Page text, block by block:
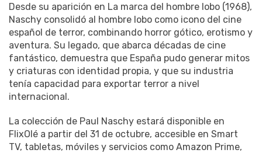
Desde su aparición en La marca del hombre lobo (1968),
Naschy consolidó al hombre lobo como icono del cine
español de terror, combinando horror gótico, erotismo y
aventura. Su legado, que abarca décadas de cine
fantástico, demuestra que España pudo generar mitos
y criaturas con identidad propia, y que su industria
tenía capacidad para exportar terror a nivel
internacional.
La colección de Paul Naschy estará disponible en
FlixOlé a partir del 31 de octubre, accesible en Smart
TV, tabletas, móviles y servicios como Amazon Prime,